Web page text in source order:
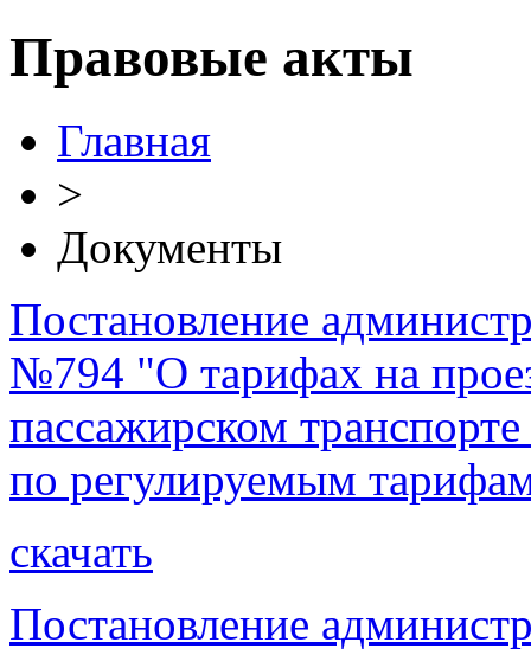
Правовые акты
Главная
>
Документы
Постановление
№794 "О тарифах на
пассажирском
по регулируемым
скачать
Постановление